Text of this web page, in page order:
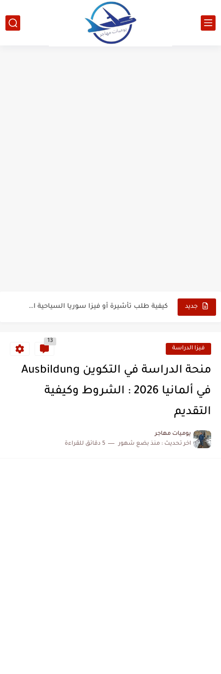
جديد كيفية طلب تأشيرة أو فيزا سوريا السياحية الإلكترونية
تأشيرة أو جزر ماريانا الشمالية الأمريكية 2026
تأشيرة أو فيزا أفغانستان السياحية 2026
فيزا الدراسة
13
منحة الدراسة في التكوين Ausbildung
في ألمانيا 2026 : الشروط وكيفية
التقديم
يوميات مهاجر
اخر تحديث : منذ بضع شهور 5 دقائق للقراءة